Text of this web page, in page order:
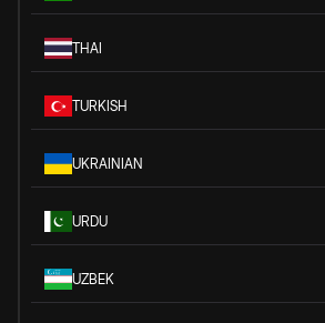
THAI
TURKISH
UKRAINIAN
URDU
UZBEK